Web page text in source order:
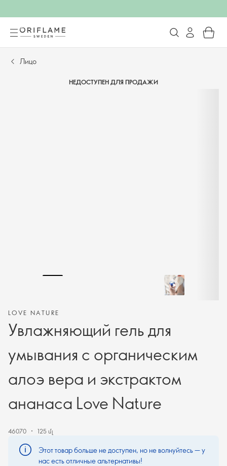
Лицо
НЕДОСТУПЕН ДЛЯ ПРОДАЖИ
LOVE NATURE
Увлажняющий гель для
умывания с органическим
алоэ вера и экстрактом
ананаса Love Nature
46070 125 մլ
Этот товар больше не доступен, но не волнуйтесь — у
нас есть отличные альтернативы!